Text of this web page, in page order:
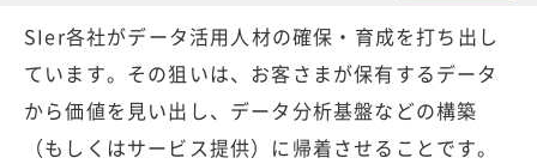
SIer各社がデータ活用人材の確保・育成を打ち出し
ています。その狙いは、お客さまが保有するデータ
から価値を見い出し、データ分析基盤などの構築
（もしくはサービス提供）に帰着させることです。